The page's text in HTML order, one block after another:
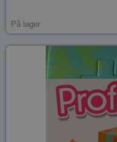
På lager